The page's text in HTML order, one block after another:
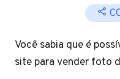
Você sabia que é
site para vender foto